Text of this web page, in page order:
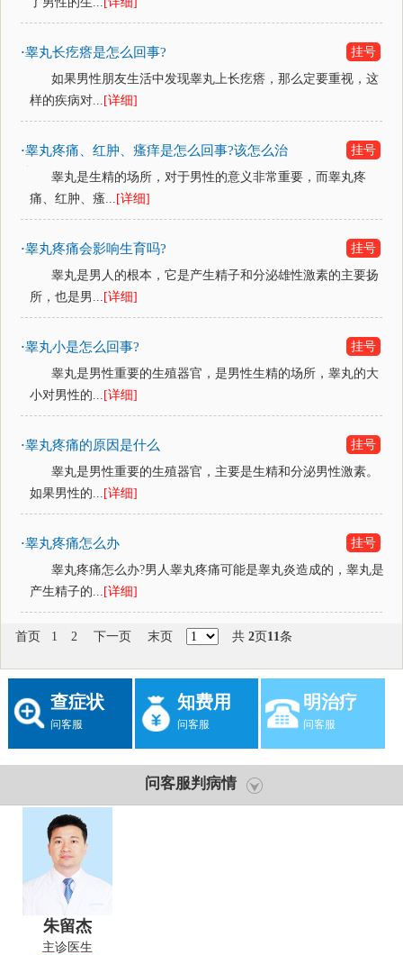
·睾丸长疙瘩是怎么回事?
挂号
如果男性朋友生活中发现睾丸上长疙瘩，那么定要重视，这
样的疾病对... [详细]
·睾丸疼痛、红肿、瘙痒是怎么回事?该怎么治
挂号
睾丸是生精的场所，对于男性的意义非常重要，而睾丸疼
痛、红肿、瘙... [详细]
·睾丸疼痛会影响生育吗?
挂号
睾丸是男人的根本，它是产生精子和分泌雄性激素的主要扬
所，也是男... [详细]
·睾丸小是怎么回事?
挂号
睾丸是男性重要的生殖器官，是男性生精的场所，睾丸的大
小对男性的... [详细]
·睾丸疼痛的原因是什么
挂号
睾丸是男性重要的生殖器官，主要是生精和分泌男性激素。
如果男性的... [详细]
·睾丸疼痛怎么办
挂号
睾丸疼痛怎么办?男人睾丸疼痛可能是睾丸炎造成的，睾丸是
产生精子的... [详细]
首页 1 2 下一页 末页 共 2页11条
查症状
问客服
知费用
问客服
明治疗
问客服
问客服判病情
朱留杰
主诊医生